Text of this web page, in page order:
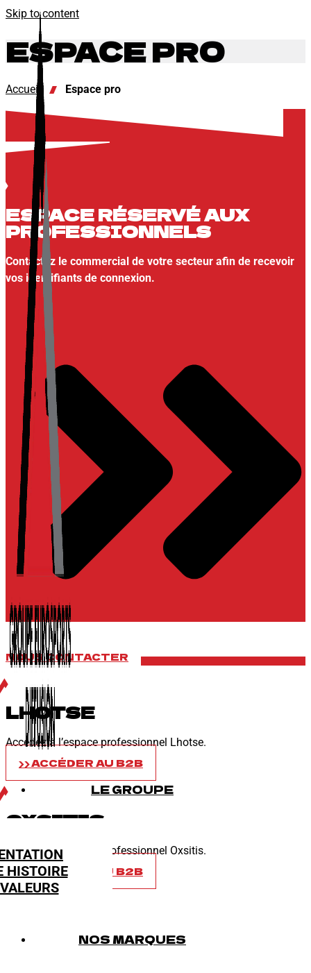
Skip to content
LE GROUPE
HISTOIRE
NOS MARQUES
ESPACE PRO
Accueil Espace pro
ESPACE RÉSERVÉ AUX
PROFESSIONNELS
Contactez le commercial de votre secteur afin de recevoir
vos identifiants de connexion.
NOUS CONTACTER
LHOTSE
Accédez à l’espace professionnel Lhotse.
ACCÉDER AU B2B
OXSITIS
Accédez à l’espace professionnel Oxsitis.
ACCÉDER AU B2B